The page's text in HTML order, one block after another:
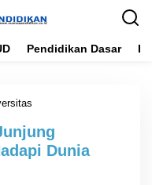
Pendidikan Dasar
k
t
o
Dunia